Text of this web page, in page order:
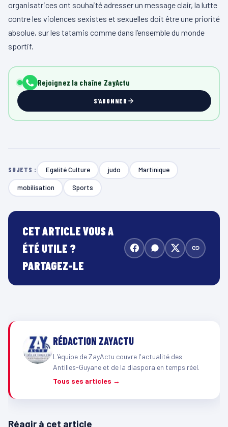
organisatrices ont souhaité adresser un message clair, la lutte
contre les violences sexistes et sexuelles doit être une priorité
absolue, sur les tatamis comme dans l’ensemble du monde
sportif.
Rejoignez la chaîne ZayActu
S'ABONNER
SUJETS : Egalité Culture judo Martinique
mobilisation Sports
CET ARTICLE VOUS A
ÉTÉ UTILE ?
PARTAGEZ-LE
RÉDACTION ZAYACTU
L'équipe de ZayActu couvre l'actualité des
Antilles-Guyane et de la diaspora en temps réel.
Tous ses articles →
Réagir à cet article